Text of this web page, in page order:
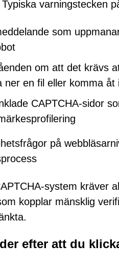
Typiska varningstecken
som
om att det krävs
ner en fil eller komma åt
CAPTCHA-sidor
på
system kräver
kopplar mänsklig
efter att du